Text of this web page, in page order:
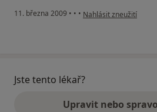
11. března 2009 • • • podle názoru uživatele
Nahlásit zneužití
Jste tento lékař?
Upravit nebo